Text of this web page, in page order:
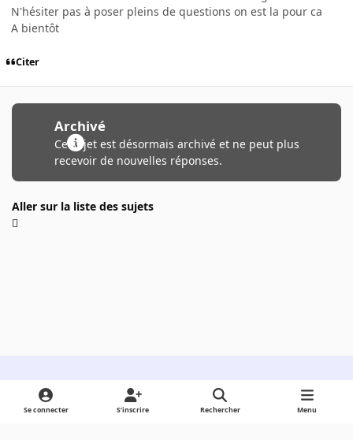
N'hésiter pas à poser pleins de questions on est la pour ca
A bientôt
Citer
Archivé
Ce sujet est désormais archivé et ne peut plus
recevoir de nouvelles réponses.
Aller sur la liste des sujets
Light ModeDark ModeSystem Preference
Se connecter S’inscrire Rechercher Menu